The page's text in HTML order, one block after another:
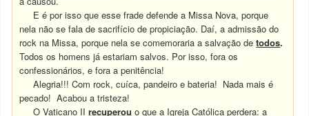
E é por isso que esse frade defende a Missa Nova, porque
nela não se fala de sacrifício de propiciação. Daí, a admissão do
rock na Missa, porque nela se comemoraria a salvação detodos.
Todos os homens já estariam salvos. Por isso, fora os
confessionários, e fora a penitência!
Alegria!!! Com rock, cuíca, pandeiro e bateria! Nada mais é
pecado!Acabou a tristeza!
O Vaticano IIrecuperou o que a Igreja Católica perdera: a